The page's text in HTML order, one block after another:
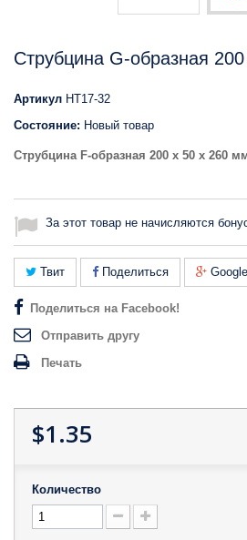
Струбцина G-образная
Артикул HT17-32
Состояние: Новый товар
Струбцина F-образная 200 х 50 х 260
За этот товар не начисляются
Твит Поделиться
Поделиться на Facebook!
Отправить другу
Печать
$1.35
Количество